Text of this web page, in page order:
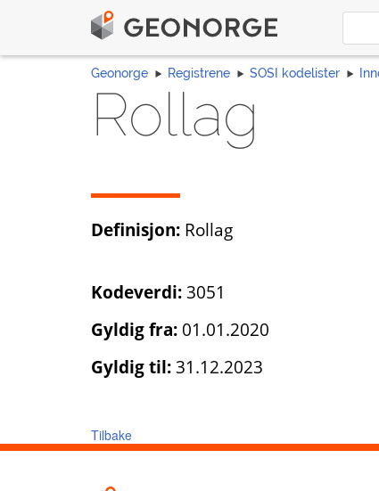
Geonorge Registrene SOSI kodelister
Rollag
Definisjon: Rollag
Kodeverdi: 3051
Gyldig fra: 01.01.2020
Gyldig til: 31.12.2023
Tilbake